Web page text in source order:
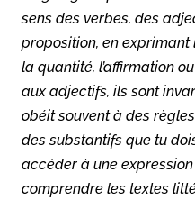
sens des verbes, des
proposition, en exprimant
la quantité, l’affirmation
aux adjectifs, ils sont
obéit souvent à des
des substantifs que tu
accéder à une
comprendre les textes